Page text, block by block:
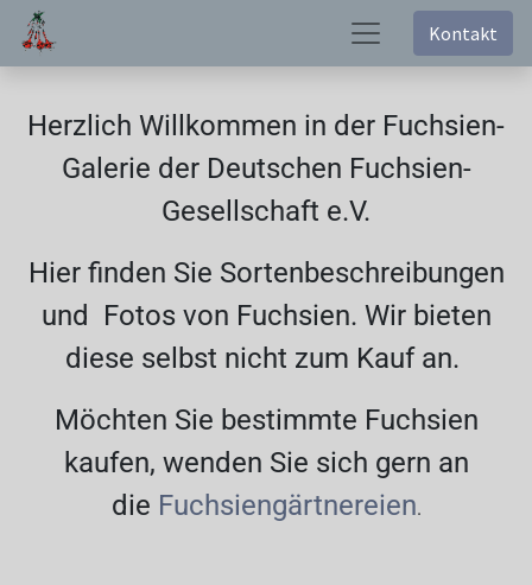
Kontakt
Herzlich Willkommen in der Fuchsien-
Galerie der Deutschen Fuchsien-
Gesellschaft e.V.
Hier finden Sie Sortenbeschreibungen
und Fotos von Fuchsien. Wir bieten
diese selbst nicht zum Kauf an.
Möchten Sie bestimmte Fuchsien
kaufen, wenden Sie sich gern an
die Fuchsiengärtnereien.